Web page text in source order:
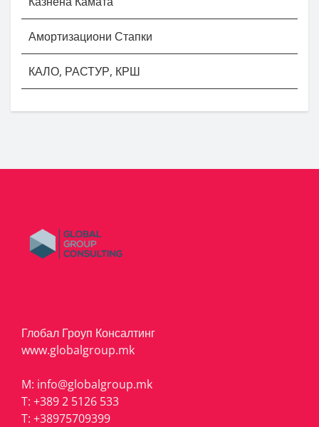
Амортизациони Стапки
КАЛО, РАСТУР, КРШ
Глобал Гроуп Консалтинг
www.globalgroup.mk
M: info@globalgroup.mk
T: +389 2 5126 533
T: +38975709399